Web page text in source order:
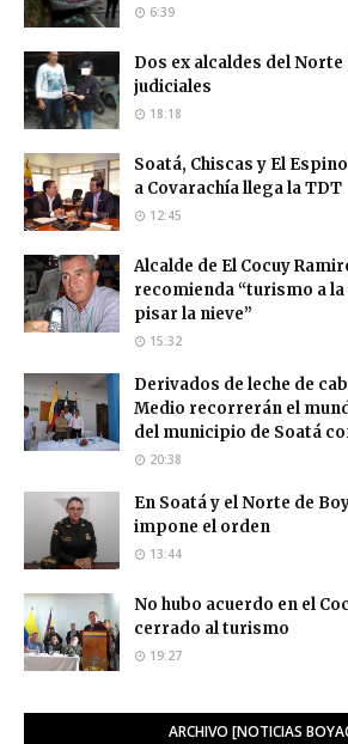
6:39
Dos ex alcaldes del Norte
judiciales
18:18
Soatá, Chiscas y El
a Covarachía llega la TDT
12:45
Alcalde de El Cocuy
recomienda “turismo a
pisar la nieve”
15:32
Derivados de leche de
Medio recorrerán el
del municipio de Soatá
20:38
En Soatá y el Norte de
impone el orden
13:44
No hubo acuerdo en el
cerrado al turismo
19:27
ARCHIVO [NOTICIAS